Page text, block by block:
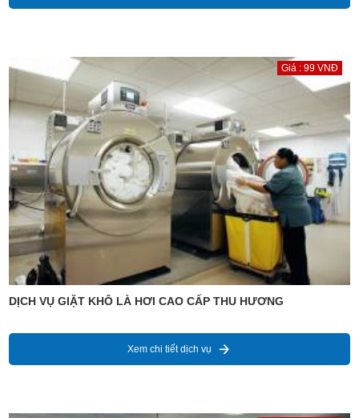
Giá : 99 VNĐ
DỊCH VỤ GIẶT KHÔ LÀ HƠI CAO CẤP THU HƯƠNG
Xem chi tiết dịch vụ